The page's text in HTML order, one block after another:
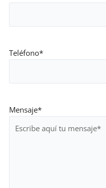
Teléfono*
Mensaje*